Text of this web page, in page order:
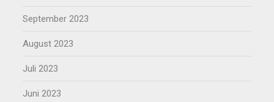
September 2023
August 2023
Juli 2023
Juni 2023